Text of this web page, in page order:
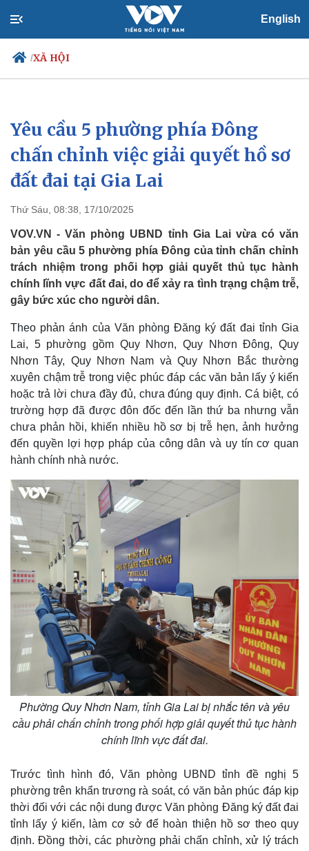
English
/XÃ HỘI
Chính trị
Đảng
Tổ chức nhân sự
Quốc hội
Nhận diện sự thật
Xã hội
Tin 24h
Dự báo thời tiết
Yêu cầu 5 phường phía Đông
chấn chỉnh việc giải quyết hồ sơ
đất đai tại Gia Lai
Thứ Sáu, 08:38, 17/10/2025
VOV.VN - Văn phòng UBND tỉnh Gia Lai vừa có văn
bản yêu cầu 5 phường phía Đông của tỉnh chấn chỉnh
trách nhiệm trong phối hợp giải quyết thủ tục hành
chính lĩnh vực đất đai, do để xảy ra tình trạng chậm trễ,
gây bức xúc cho người dân.
Theo phản ánh của Văn phòng Đăng ký đất đai tỉnh Gia
Lai, 5 phường gồm Quy Nhơn, Quy Nhơn Đông, Quy
Nhơn Tây, Quy Nhơn Nam và Quy Nhơn Bắc thường
xuyên chậm trễ trong việc phúc đáp các văn bản lấy ý kiến
hoặc trả lời chưa đầy đủ, chưa đúng quy định. Cá biệt, có
trường hợp đã được đôn đốc đến lần thứ ba nhưng vẫn
chưa phản hồi, khiến nhiều hồ sơ bị trễ hẹn, ảnh hưởng
đến quyền lợi hợp pháp của công dân và uy tín cơ quan
hành chính nhà nước.
Phường Quy Nhơn Nam, tỉnh Gia Lai bị nhắc tên và yêu
cầu phải chấn chỉnh trong phối hợp giải quyết thủ tục hành
chính lĩnh vực đất đai.
Trước tình hình đó, Văn phòng UBND tỉnh đề nghị 5
phường trên khẩn trương rà soát, có văn bản phúc đáp kịp
thời đối với các nội dung được Văn phòng Đăng ký đất đai
tỉnh lấy ý kiến, làm cơ sở để hoàn thiện hồ sơ theo quy
định. Đồng thời, các phường phải chấn chỉnh, xử lý trách